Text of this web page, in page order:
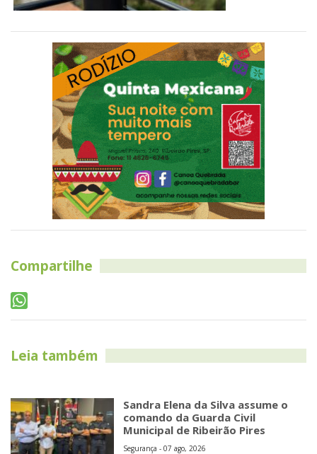
Compartilhe
Leia também
Sandra Elena da Silva assume o
comando da Guarda Civil
Municipal de Ribeirão Pires
Segurança - 07 ago, 2026